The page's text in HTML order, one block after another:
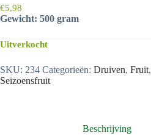
€5,98
Gewicht: 500 gram
Uitverkocht
SKU: 234 Categorieën: Druiven, Fruit,
Seizoensfruit
Beschrijving